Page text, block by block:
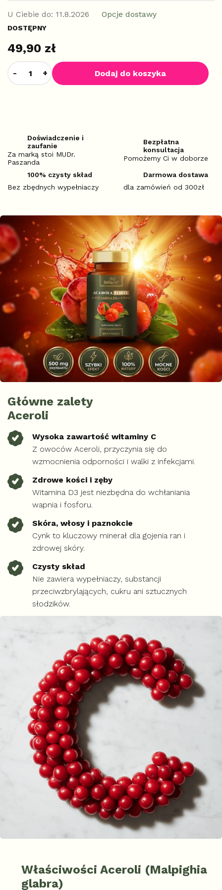
49,90 zł
DOSTĘPNY
U Ciebie do: 11.8.2026 Opcje dostawy
Dodaj do koszyka
Doświadczenie i
zaufanie
Za marką stoi MUDr.
Paszanda
Bezpłatna
konsultacja
Pomożemy Ci w doborze
100% czysty skład
Bez zbędnych wypełniaczy
Darmowa dostawa
dla zamówień od 300zł
Główne zalety
Aceroli
Wysoka zawartość witaminy C
Z owoców Aceroli, przyczynia się do
wzmocnienia odporności i walki z infekcjami.
Zdrowe kości i zęby
Witamina D3 jest niezbędna do wchłaniania
wapnia i fosforu.
Skóra, włosy i paznokcie
Cynk to kluczowy minerał dla gojenia ran i
zdrowej skóry.
Czysty skład
Nie zawiera wypełniaczy, substancji
przeciwzbrylających, cukru ani sztucznych
słodzików.
Właściwości Aceroli (Malpighia
glabra)